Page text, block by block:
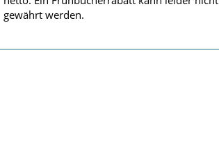
gewährt werden.